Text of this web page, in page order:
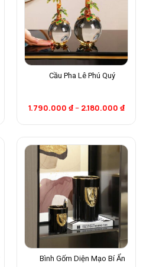
Cầu Pha Lê Phú Quý
1.790.000 ₫– 2.180.000 ₫
Bình Gốm Diện Mạo Bí Ẩn